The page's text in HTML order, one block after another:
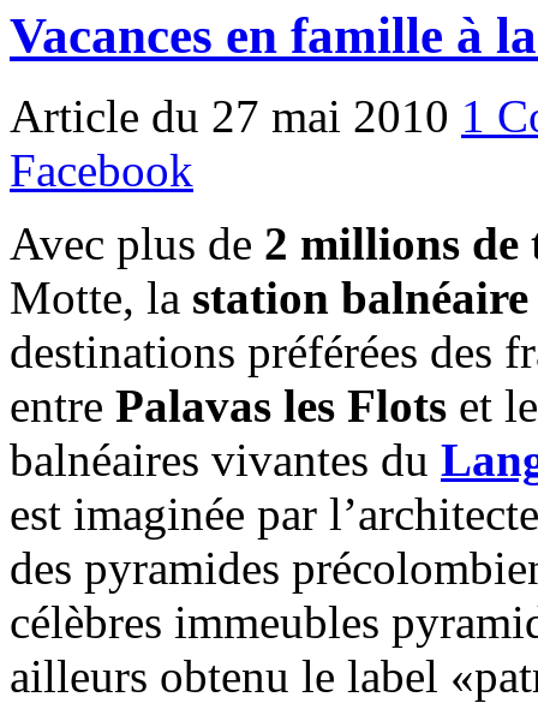
Vacances en famille à
Article du 27 mai 2010 1
Facebook
Avec plus de 2 millions de
Motte, la station balnéaire
destinations préférées des
entre Palavas les Flots et
balnéaires vivantes du
est imaginée par
des pyramides
célèbres immeubles
ailleurs obtenu le label